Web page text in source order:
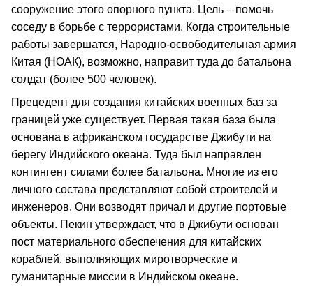
сооружение этого опорного пункта. Цель – помочь
соседу в борьбе с террористами. Когда строительные
работы завершатся, Народно-освободительная армия
Китая (НОАК), возможно, направит туда до батальона
солдат (более 500 человек).
Прецедент для создания китайских военных баз за
границей уже существует. Первая такая база была
основана в африканском государстве Джибути на
берегу Индийского океана. Туда был направлен
контингент силами более батальона. Многие из его
личного состава представляют собой строителей и
инженеров. Они возводят причал и другие портовые
объекты. Пекин утверждает, что в Джибути основан
пост материального обеспечения для китайских
кораблей, выполняющих миротворческие и
гуманитарные миссии в Индийском океане.